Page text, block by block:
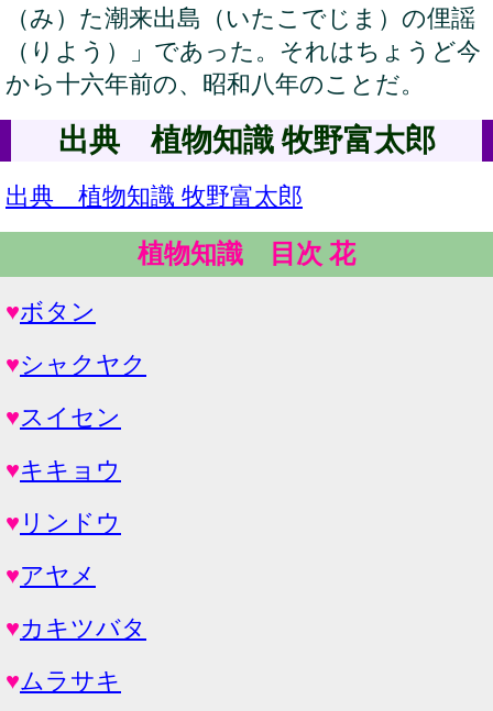
（み）た潮来出島（いたこでじま）の俚謡
（りよう）」であった。それはちょうど今
から十六年前の、昭和八年のことだ。
出典 植物知識 牧野富太郎
出典 植物知識 牧野富太郎
植物知識 目次 花
♥ボタン
♥シャクヤク
♥スイセン
♥キキョウ
♥ リンドウ
♥アヤメ
♥カキツバタ
♥ムラサキ